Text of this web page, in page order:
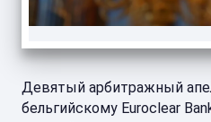
Девятый арбитражный
бельгийскому Euroclear